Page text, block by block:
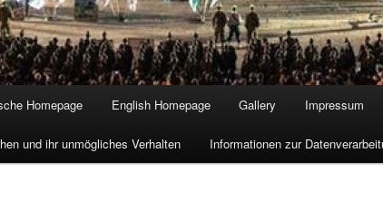
Homepage English Homepage Gallery Impressum
und ihr unmögliches Verhalten Informationen zur